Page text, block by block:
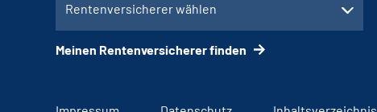
Rentenversicherer wählen
Meinen Rentenversicherer finden